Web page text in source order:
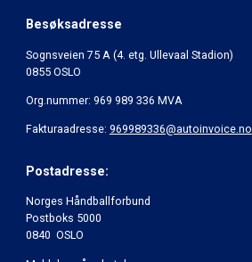
Besøksadresse
Sognsveien 75 A (4. etg. Ullevaal Stadion)
0855 OSLO
Org.nummer: 969 989 336 MVA
Fakturaadresse: 969989336@autoinvoice.no
Postadresse:
Norges Håndballforbund
Postboks 5000
0840 OSLO